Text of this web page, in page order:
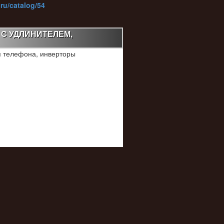
catalog/54
УДЛИНИТЕЛЕМ,
телефона, инверторы